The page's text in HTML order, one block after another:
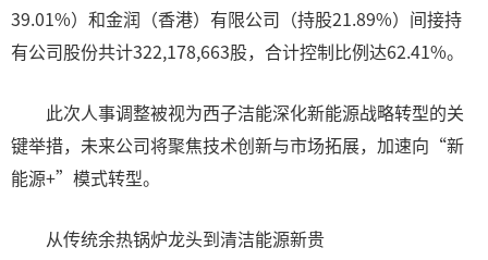
39.01%）和金润（香港）有限公司（持股21.89%）间接持
有公司股份共计322,178,663股，合计控制比例达62.41%。
此次人事调整被视为西子洁能深化新能源战略转型的关
键举措，未来公司将聚焦技术创新与市场拓展，加速向“新
能源+”模式转型。
从传统余热锅炉龙头到清洁能源新贵